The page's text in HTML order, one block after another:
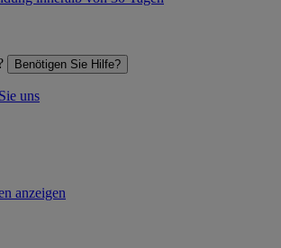
Benötigen Sie Hilfe?
uns
anzeigen